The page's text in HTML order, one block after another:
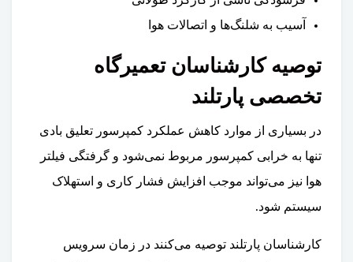
آسیب به شلنگ‌ها و اتصالات هوا
توصیه کارشناسان تعمیرگاه
تخصصی پارتلند
در بسیاری از موارد کاهش عملکرد کمپرسور تعلیق بادی
تنها به خرابی کمپرسور مربوط نمی‌شود و گرفتگی فیلتر
هوا نیز می‌تواند موجب افزایش فشار کاری و استهلاک
سیستم شود.
کارشناسان پارتلند توصیه می‌کنند در زمان سرویس